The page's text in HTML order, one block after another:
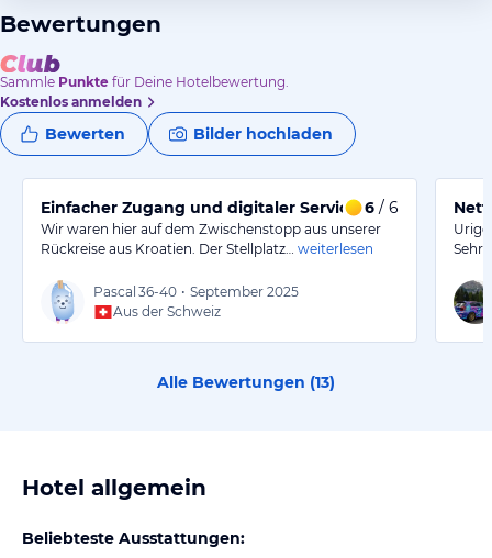
Bewertungen
Sammle Punkte für Deine Hotelbewertung.
Kostenlos anmelden
Bewerten Bilder hochladen
Einfacher Zugang und digitaler Service waren
6 / 6
Wir waren hier auf dem Zwischenstopp aus unserer
Rückreise aus Kroatien. Der Stellplatz…
weiterlesen
Pascal 36-40 • September 2025
Aus der Schweiz
Sehr
Alle Bewertungen (13)
Hotel allgemein
Beliebteste Ausstattungen: